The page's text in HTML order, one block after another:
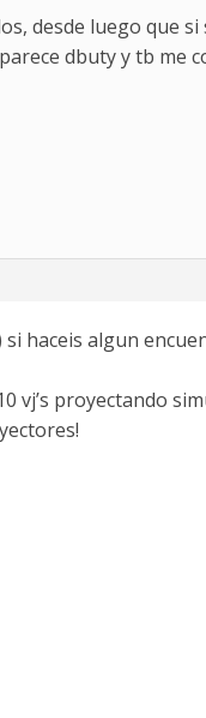
desde luego que
dbuty y tb me
haceis algun
proyectando